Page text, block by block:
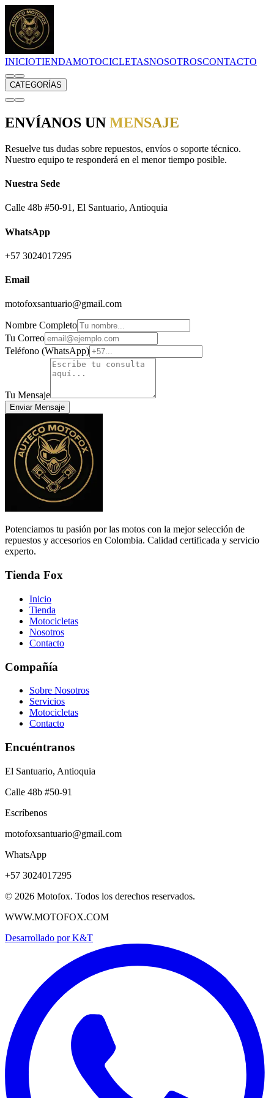
INICIOTIENDAMOTOCICLETASNOSOTROSCONTACTO
CATEGORÍAS
ENVÍANOS UN MENSAJE
Resuelve tus dudas sobre repuestos, envíos o soporte técnico.
Nuestro equipo te responderá en el menor tiempo posible.
Nuestra Sede
Calle 48b #50-91 , El Santuario, Antioquia
WhatsApp
+57 3024017295
Email
motofoxsantuario@gmail.com
Nombre Completo
Tu Correo
Teléfono (WhatsApp)
Tu Mensaje
Enviar Mensaje
Potenciamos tu pasión por las motos con la mejor selección de
repuestos y accesorios en Colombia. Calidad certificada y servicio
experto.
Tienda Fox
Inicio
Tienda
Motocicletas
Nosotros
Contacto
Compañía
Sobre Nosotros
Servicios
Motocicletas
Contacto
Encuéntranos
El Santuario, Antioquia
Calle 48b #50-91
Escríbenos
motofoxsantuario@gmail.com
WhatsApp
+57 3024017295
© 2026 Motofox. Todos los derechos reservados.
WWW.MOTOFOX.COM
Desarrollado porK&T